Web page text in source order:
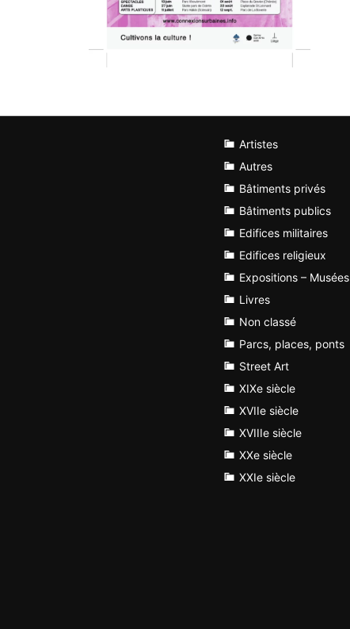
Artistes
Autres
Bâtiments privés
Bâtiments publics
Edifices militaires
Edifices religieux
Expositions – Musées
Livres
Non classé
Parcs, places, ponts
Street Art
XIXe siècle
XVIIe siècle
XVIIIe siècle
XXe siècle
XXIe siècle